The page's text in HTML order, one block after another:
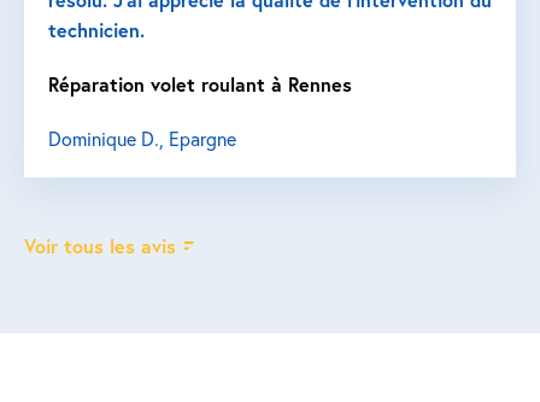
technicien.
Réparation volet roulant à Rennes
Dominique D., Epargne
Voir tous les avis